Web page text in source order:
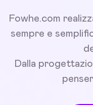
Fowhe.com
sempre e
Dalla